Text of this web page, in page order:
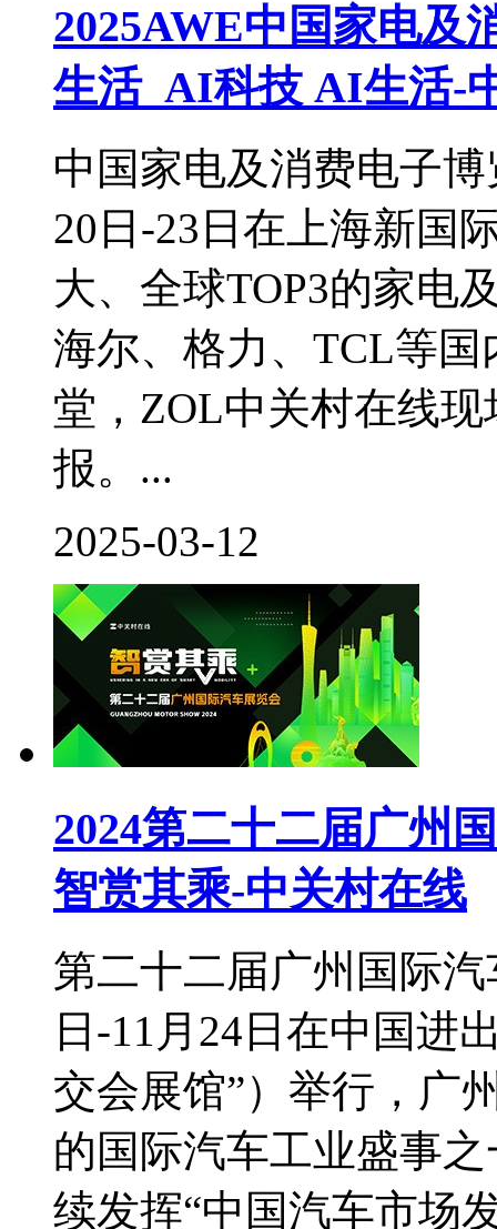
2025AWE中国家电及
生活_AI科技 AI生活-
中国家电及消费电子
20日-23日在上海新国
大、全球TOP3的家电
海尔、格力、TCL等
堂，ZOL中关村在线
报。...
2025-03-12
2024第二十二届广州
智赏其乘-中关村在线
第二十二届广州国际
日-11月24日在中国进
交会展馆”）举行，广
的国际汽车工业盛事
续发挥“中国汽车市场